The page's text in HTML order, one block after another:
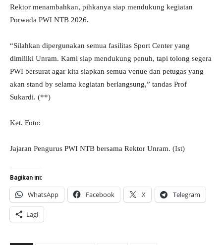
Rektor menambahkan, pihkanya siap mendukung kegiatan
Porwada PWI NTB 2026.
“Silahkan dipergunakan semua fasilitas Sport Center yang
dimiliki Unram. Kami siap mendukung penuh, tapi tolong segera
PWI bersurat agar kita siapkan semua venue dan petugas yang
akan stand by selama kegiatan berlangsung,” tandas Prof
Sukardi. (**)
Ket. Foto:
Jajaran Pengurus PWI NTB bersama Rektor Unram. (Ist)
Bagikan ini:
WhatsApp Facebook X Telegram
Lagi